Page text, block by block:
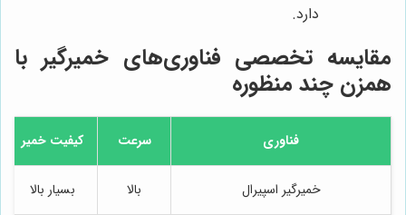
دارد.
مقایسه تخصصی فناوری‌های خمیرگیر با
همزن چند منظوره
فناوری سرعت کیفیت خمیر
خمیرگیر اسپیرال بالا بسیار بالا